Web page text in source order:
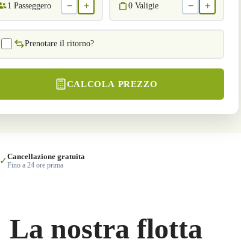
1 Passeggero − + 0 Valigie − +
Prenotare il ritorno?
CALCOLA PREZZO
✓Cancellazione gratuita
Fino a 24 ore prima
La nostra flotta